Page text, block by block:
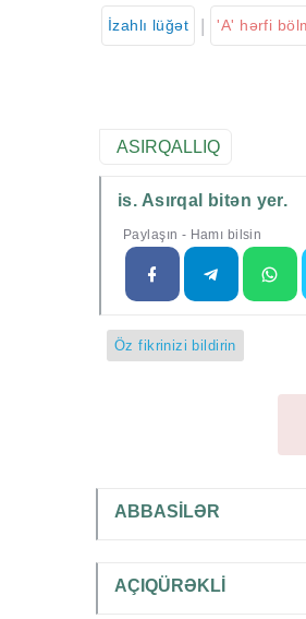
İzahlı lüğət 'A' hərfi
ASIRQALLIQ
is. Asırqal bitən yer.
Paylaşın - Hamı bilsin
Öz fikrinizi bildirin
ABBASİLƏR
AÇIQÜRƏKLİ